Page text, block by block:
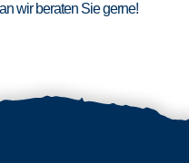
wir beraten Sie gerne!